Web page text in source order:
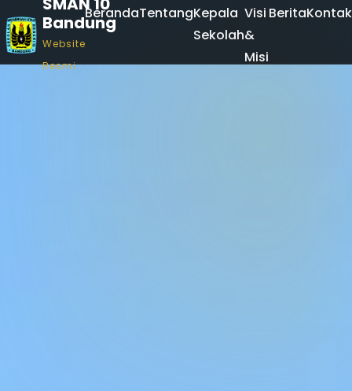
Bandung
Website
Resmi
BerandaTentangKepala
Sekolah
Visi
&
Misi
BeritaKontak